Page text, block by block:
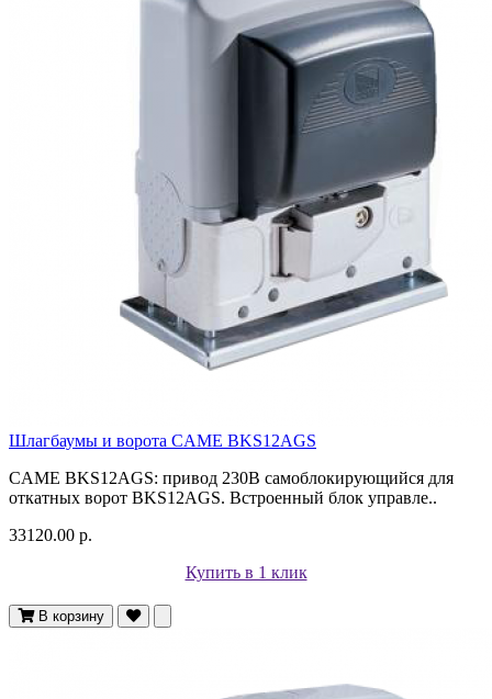
Шлагбаумы и ворота CAME BKS12AGS
CAME BKS12AGS: привод 230В самоблокирующийся для
откатных ворот BKS12AGS. Встроенный блок управле..
33120.00 р.
Купить в 1 клик
В корзину